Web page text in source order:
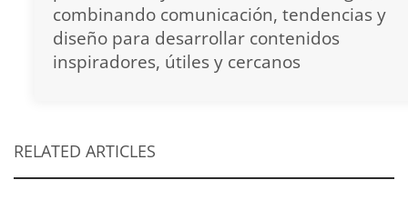
combinando comunicación, tendencias y
diseño para desarrollar contenidos
inspiradores, útiles y cercanos
RELATED ARTICLES